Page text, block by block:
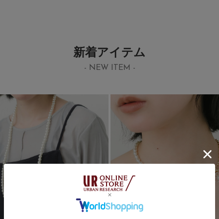
新着アイテム
- NEW ITEM -